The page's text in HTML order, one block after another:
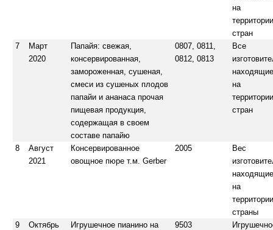
на
стран
7
Март
2020
Папайя: свежая,
консервированная,
замороженная, сушеная,
смеси из сушеных плодов
папайи и ананаса прочая
пищевая продукция,
содержащая в своем
составе папайю
0807, 0811,
0812, 0813
Все
на
стран
8
Август
2021
Консервированное
овощное пюре т.м. Gerber
2005
Вес
на
страны
9
Октябрь
Игрушечное пианино на
9503